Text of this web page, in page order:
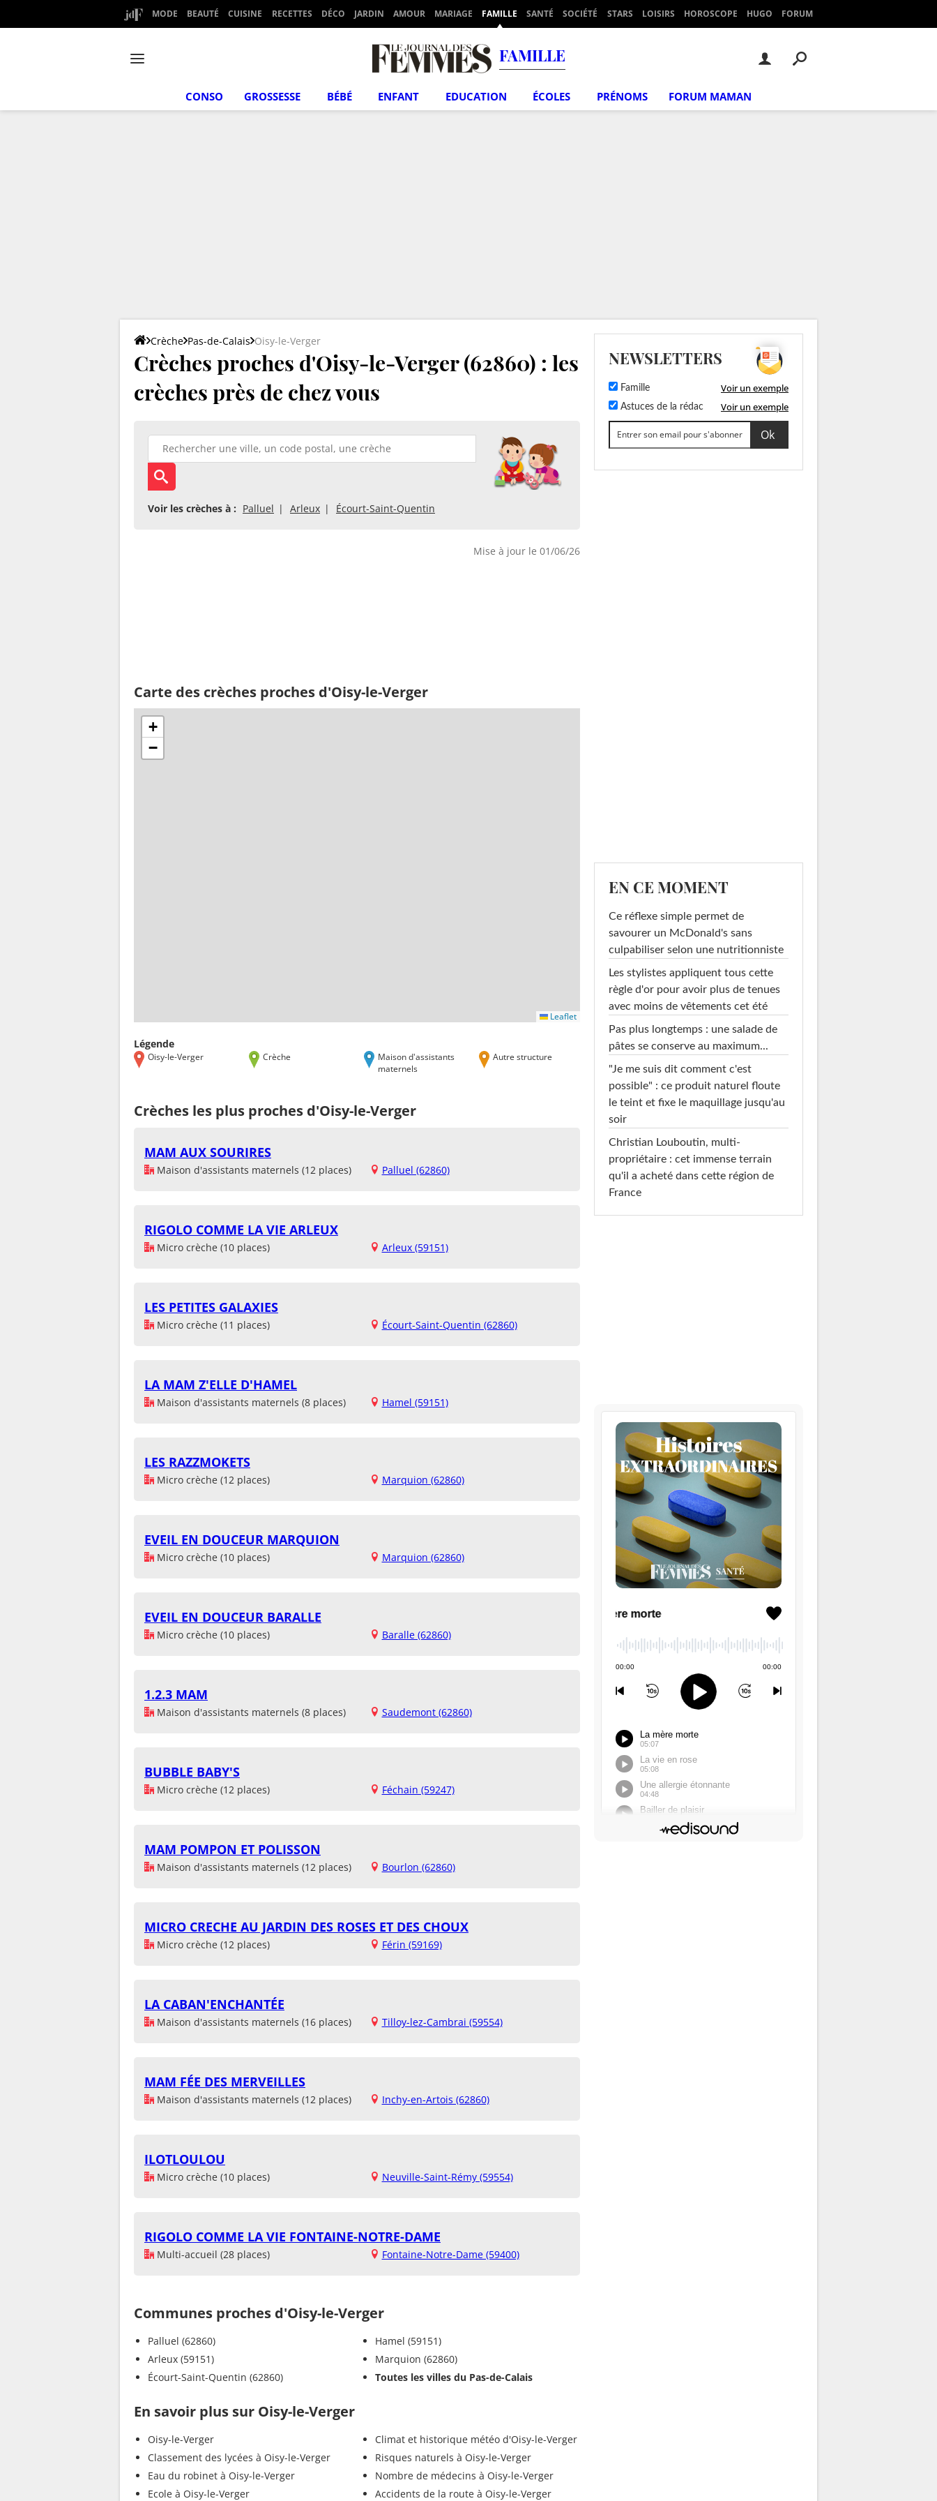
MODE BEAUTÉ CUISINE RECETTES DÉCO JARDIN AMOUR MARIAGE FAMILLE SANTÉ SOCIÉTÉ STARS LOISIRS HOROSCOPE HUGO FORUM
FAMILLE
CONSO GROSSESSE BÉBÉ ENFANT EDUCATION ÉCOLES PRÉNOMS FORUM MAMAN
Crèche Pas-de-Calais Oisy-le-Verger
Crèches proches d'Oisy-le-Verger (62860) : les
crèches près de chez vous
Voir les crèches à : Palluel Arleux Écourt-Saint-Quentin
Mise à jour le 01/06/26
Carte des crèches proches d'Oisy-le-Verger
+
−
Leaflet
Légende
Oisy-le-Verger Crèche
Maison d'assistants
maternels
Autre structure
Crèches les plus proches d'Oisy-le-Verger
MAM AUX SOURIRES
Maison d'assistants maternels (12 places) Palluel (62860)
RIGOLO COMME LA VIE ARLEUX
Micro crèche (10 places) Arleux (59151)
LES PETITES GALAXIES
Micro crèche (11 places) Écourt-Saint-Quentin (62860)
LA MAM Z'ELLE D'HAMEL
Maison d'assistants maternels (8 places) Hamel (59151)
LES RAZZMOKETS
Micro crèche (12 places) Marquion (62860)
EVEIL EN DOUCEUR MARQUION
Micro crèche (10 places) Marquion (62860)
EVEIL EN DOUCEUR BARALLE
Micro crèche (10 places) Baralle (62860)
1.2.3 MAM
Maison d'assistants maternels (8 places) Saudemont (62860)
BUBBLE BABY'S
Micro crèche (12 places) Féchain (59247)
MAM POMPON ET POLISSON
Maison d'assistants maternels (12 places) Bourlon (62860)
MICRO CRECHE AU JARDIN DES ROSES ET DES CHOUX
Micro crèche (12 places) Férin (59169)
LA CABAN'ENCHANTÉE
Maison d'assistants maternels (16 places) Tilloy-lez-Cambrai (59554)
MAM FÉE DES MERVEILLES
Maison d'assistants maternels (12 places) Inchy-en-Artois (62860)
ILOTLOULOU
Micro crèche (10 places) Neuville-Saint-Rémy (59554)
RIGOLO COMME LA VIE FONTAINE-NOTRE-DAME
Multi-accueil (28 places) Fontaine-Notre-Dame (59400)
Communes proches d'Oisy-le-Verger
Palluel (62860)
Arleux (59151)
Écourt-Saint-Quentin (62860)
Hamel (59151)
Marquion (62860)
Toutes les villes du Pas-de-Calais
En savoir plus sur Oisy-le-Verger
Oisy-le-Verger
Classement des lycées à Oisy-le-Verger
Eau du robinet à Oisy-le-Verger
Ecole à Oisy-le-Verger
Climat et historique météo d'Oisy-le-Verger
Risques naturels à Oisy-le-Verger
Nombre de médecins à Oisy-le-Verger
Accidents de la route à Oisy-le-Verger
NEWSLETTERS
Famille Voir un exemple
Astuces de la rédac Voir un exemple
EN CE MOMENT
Ce réflexe simple permet de
savourer un McDonald's sans
culpabiliser selon une nutritionniste
Les stylistes appliquent tous cette
règle d'or pour avoir plus de tenues
avec moins de vêtements cet été
Pas plus longtemps : une salade de
pâtes se conserve au maximum...
"Je me suis dit comment c'est
possible" : ce produit naturel floute
le teint et fixe le maquillage jusqu'au
soir
Christian Louboutin, multi-
propriétaire : cet immense terrain
qu'il a acheté dans cette région de
France